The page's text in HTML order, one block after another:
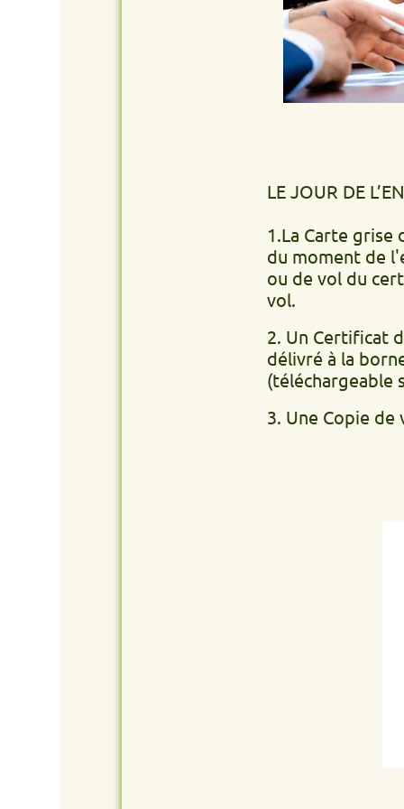
LE JOUR DE
1.La Carte grise du
du moment de
ou de vol du certificat
2. Un Certificat de non
délivré à la borne de
(téléchargeable site
3. Une Copie de votre